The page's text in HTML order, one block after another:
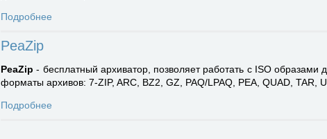
Подробнее
PeaZip
PeaZip - бесплатный архиватор, позволяет работать с ISO
форматы архивов: 7-ZIP, ARC, BZ2, GZ, PAQ/LPAQ, PEA, QUAD, TAR,
Подробнее